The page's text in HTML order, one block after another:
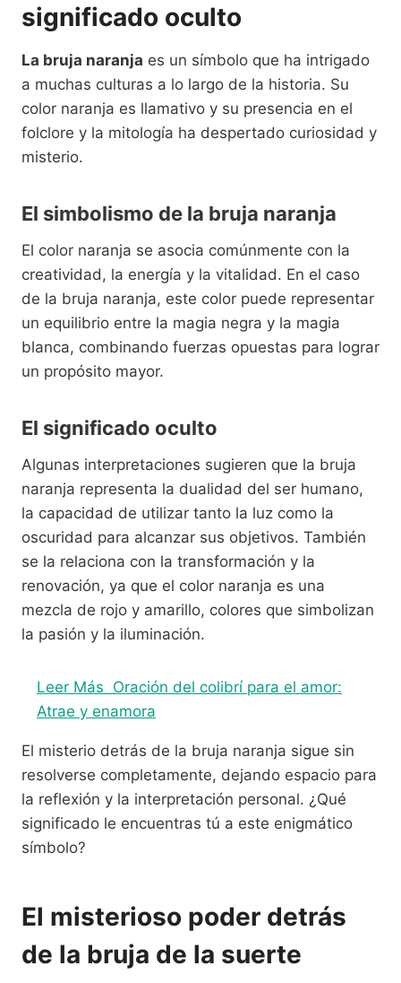
significado oculto
La bruja naranja es un símbolo que ha intrigado
a muchas culturas a lo largo de la historia. Su
color naranja es llamativo y su presencia en el
folclore y la mitología ha despertado curiosidad y
misterio.
El simbolismo de la bruja naranja
El color naranja se asocia comúnmente con la
creatividad, la energía y la vitalidad. En el caso
de la bruja naranja, este color puede representar
un equilibrio entre la magia negra y la magia
blanca, combinando fuerzas opuestas para lograr
un propósito mayor.
El significado oculto
Algunas interpretaciones sugieren que la bruja
naranja representa la dualidad del ser humano,
la capacidad de utilizar tanto la luz como la
oscuridad para alcanzar sus objetivos. También
se la relaciona con la transformación y la
renovación, ya que el color naranja es una
mezcla de rojo y amarillo, colores que simbolizan
la pasión y la iluminación.
Leer Más Oración del colibrí para el amor:
Atrae y enamora
El misterio detrás de la bruja naranja sigue sin
resolverse completamente, dejando espacio para
la reflexión y la interpretación personal. ¿Qué
significado le encuentras tú a este enigmático
símbolo?
El misterioso poder detrás
de la bruja de la suerte